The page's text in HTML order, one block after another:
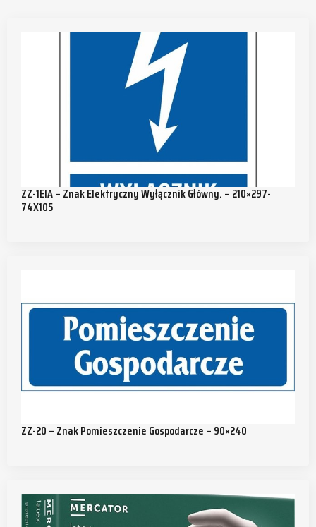
ZZ-1EIA – Znak Elektryczny Wyłącznik Główny. – 210×297-
74X105
ZZ-20 – Znak Pomieszczenie Gospodarcze – 90×240